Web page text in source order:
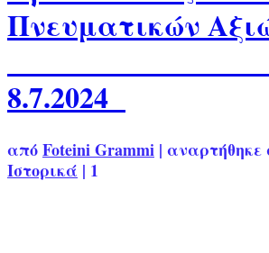
Πνευματικών
8.7.2024
απόFoteini Grammi | αναρτήθηκε
Ιστορικά | 1